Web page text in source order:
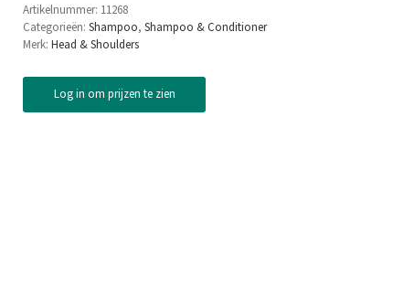
Artikelnummer: 11268
Categorieën: Shampoo, Shampoo & Conditioner
Merk: Head & Shoulders
Log in om prijzen te zien